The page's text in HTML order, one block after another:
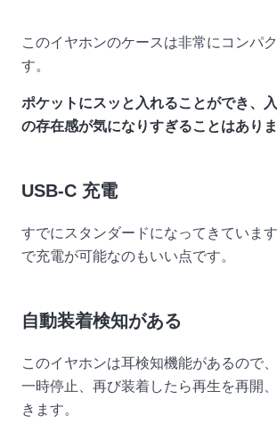
このイヤホンのケースは非常にコンパ
す。
ポケットにスッと入れることができ、
の存在感が気になりすぎることはありま
USB-C 充電
すでにスタンダードになってきていま
で充電が可能なのもいい点です。
自動装着検知がある
このイヤホンは耳検知機能があるので
一時停止、再び装着したら再生を再開
きます。